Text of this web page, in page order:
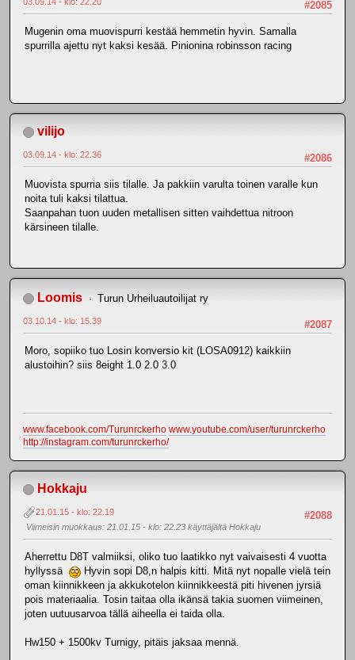
#2085
Mugenin oma muovispurri kestää hemmetin hyvin. Samalla
spurrilla ajettu nyt kaksi kesää. Pinionina robinsson racing
vilijo
#2086
03.09.14 - klo: 22.36
Muovista spurria siis tilalle. Ja pakkiin varulta toinen varalle kun
noita tuli kaksi tilattua.
Saanpahan tuon uuden metallisen sitten vaihdettua nitroon
kärsineen tilalle.
Loomis Turun Urheiluautoilijat ry
#2087
03.10.14 - klo: 15.39
Moro, sopiiko tuo Losin konversio kit (LOSA0912) kaikkiin
alustoihin? siis 8eight 1.0 2.0 3.0
www.facebook.com/Turunrckerho www.youtube.com/user/turunrckerho
http://instagram.com/turunrckerho/
Hokkaju
#2088
21.01.15 - klo: 22.19
Viimeisin muokkaus: 21.01.15 - klo: 22.23 käyttäjältä Hokkaju
Aherrettu D8T valmiiksi, oliko tuo laatikko nyt vaivaisesti 4 vuotta
hyllyssä
Hyvin sopi D8,n halpis kitti. Mitä nyt nopalle vielä tein
oman kiinnikkeen ja akkukotelon kiinnikkeestä piti hivenen jyrsiä
pois materiaalia. Tosin taitaa olla ikänsä takia suomen viimeinen,
joten uutuusarvoa tällä aiheella ei taida olla.
Hw150 + 1500kv Turnigy, pitäis jaksaa mennä.